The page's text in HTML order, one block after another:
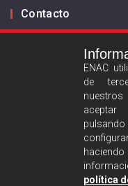
Contacto
Política de
Política de cookies
ENAC
de
política